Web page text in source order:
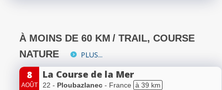
À MOINS DE 60 KM / TRAIL, COURSE
NATURE
PLUS...
8
AOÛT
La Course de la Mer
22 - Ploubazlanec - France à 39 km